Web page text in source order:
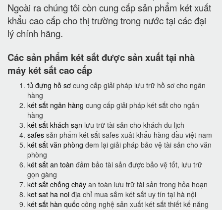
Ngoài ra chúng tôi còn cung cấp sản phẩm két xuất
khẩu cao cấp cho thị trường trong nước tại các đại
lý chính hãng.
Các sản phẩm két sắt được sản xuất tại nhà
máy két sắt cao cấp
tủ đựng hồ sơ cung cấp giải pháp lưu trữ hồ sơ cho ngân
hàng
két sắt ngân hàng cung cấp giải pháp két sắt cho ngân
hàng
két sắt khách sạn lưu trữ tài sản cho khách du lịch
safes sản phẩm két sắt safes xuât khẩu hàng đầu việt nam
két sắt văn phòng đem lại giải pháp bảo vệ tài sản cho văn
phòng
két sắt an toàn đảm bảo tài sản được bảo vệ tốt, lưu trữ
gọn gàng
két sắt chống cháy an toàn lưu trữ tài sản trong hỏa hoạn
ket sat ha noi địa chỉ mua sắm két sắt uy tín tại hà nội
két sắt hàn quốc công nghệ sản xuất két sắt thiết kế năng